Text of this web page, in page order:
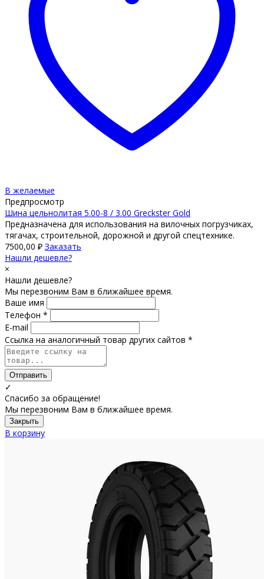
В желаемые
Предпросмотр
Шина цельнолитая 5.00-8 / 3.00 Greckster Gold
Предназначена для использования на вилочных погрузчиках,
тягачах, строительной, дорожной и другой спецтехнике.
7500,00 ₽ Заказать
Нашли дешевле?
×
Нашли дешевле?
Мы перезвоним Вам в ближайшее время.
Ваше имя
Телефон *
E-mail
Ссылка на аналогичный товар других сайтов *
Отправить
✓
Спасибо за обращение!
Мы перезвоним Вам в ближайшее время.
Закрыть
В корзину